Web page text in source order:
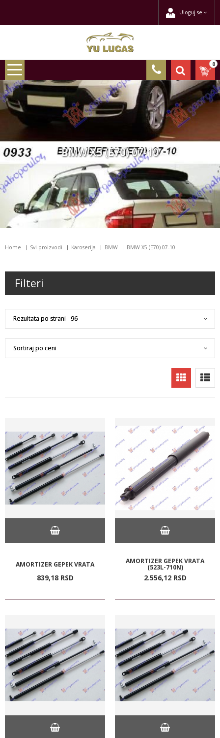
Uloguj se
0
BMW X5 (E70) 07-10
Home Svi proizvodi Karoserija BMW BMW X5 (E70) 07-10
Filteri
AMORTIZER GEPEK VRATA
839,18 RSD
AMORTIZER GEPEK VRATA
(523L-710N)
2.556,12 RSD